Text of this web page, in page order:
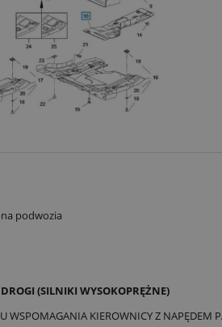
podwozia
(SILNIKI WYSOKOPRĘŻNE)
WSPOMAGANIA KIEROWNICY Z NAPĘDEM